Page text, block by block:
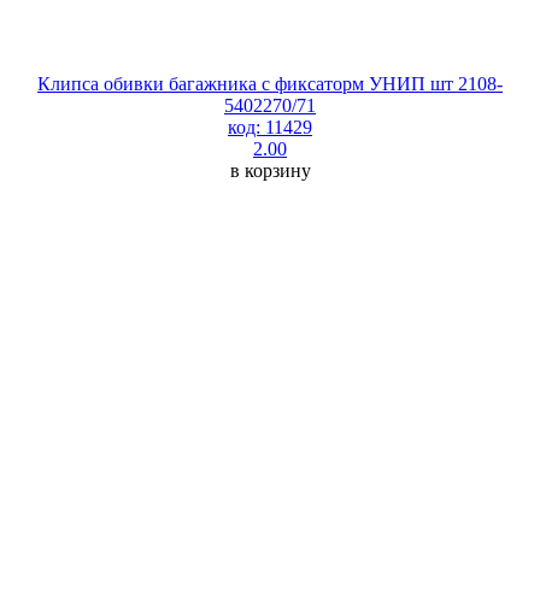
Клипса обивки багажника с фиксаторм УНИП шт 2108-
5402270/71
код: 11429
2.00
в корзину